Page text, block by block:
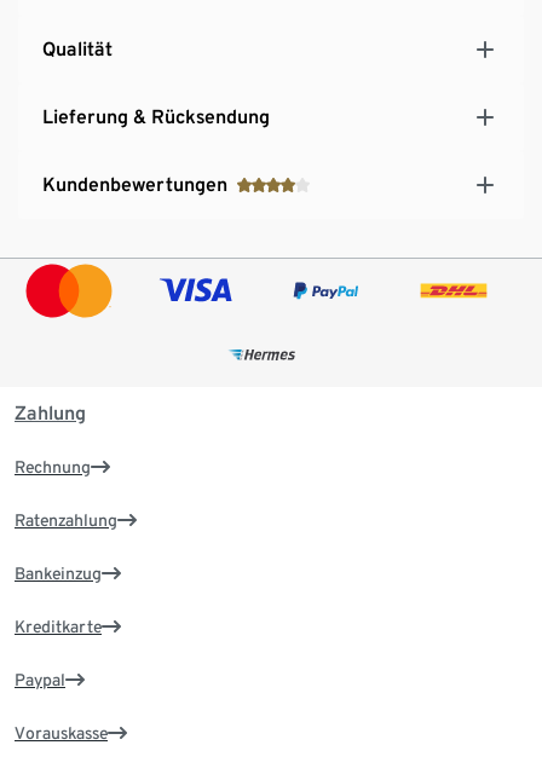
Qualität
Lieferung & Rücksendung
Kundenbewertungen
Zahlung
Rechnung
Ratenzahlung
Bankeinzug
Kreditkarte
Paypal
Vorauskasse